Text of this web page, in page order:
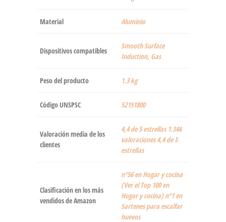
Material ‎Aluminio
Dispositivos compatibles
‎Smooth Surface
Induction, Gas
Peso del producto ‎1.3 kg
Código UNSPSC 52151800
Valoración media de los
clientes
4,4 de 5 estrellas 1.346
valoraciones 4,4 de 5
estrellas
Clasificación en los más
vendidos de Amazon
nº56 en Hogar y cocina
(Ver el Top 100 en
Hogar y cocina) nº1 en
Sartenes para escalfar
huevos